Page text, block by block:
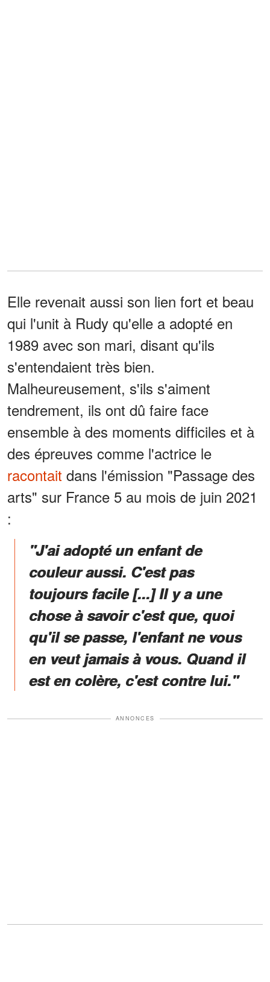
Elle revenait aussi son lien fort et beau
qui l'unit à Rudy qu'elle a adopté en
1989 avec son mari, disant qu'ils
s'entendaient très bien.
Malheureusement, s'ils s'aiment
tendrement, ils ont dû faire face
ensemble à des moments difficiles et à
des épreuves comme l'actrice le
racontait dans l'émission "Passage des
arts" sur France 5 au mois de juin 2021
:
"J'ai adopté un enfant de
couleur aussi. C'est pas
toujours facile [...] Il y a une
chose à savoir c'est que, quoi
qu'il se passe, l'enfant ne vous
en veut jamais à vous. Quand il
est en colère, c'est contre lui."
ANNONCES